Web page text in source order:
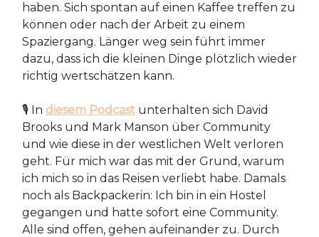
haben. Sich spontan auf einen Kaffee treffen zu
können oder nach der Arbeit zu einem
Spaziergang. Länger weg sein führt immer
dazu, dass ich die kleinen Dinge plötzlich wieder
richtig wertschätzen kann.
🎙️ In diesem Podcast unterhalten sich David
Brooks und Mark Manson über Community
und wie diese in der westlichen Welt verloren
geht. Für mich war das mit der Grund, warum
ich mich so in das Reisen verliebt habe. Damals
noch als Backpackerin: Ich bin in ein Hostel
gegangen und hatte sofort eine Community.
Alle sind offen, gehen aufeinander zu. Durch